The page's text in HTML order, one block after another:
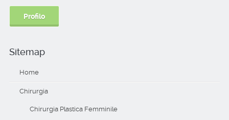
Profilo
Sitemap
Home
Chirurgia
Chirurgia Plastica Femminile